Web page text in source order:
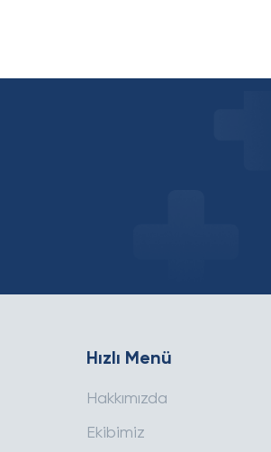
Hızlı Menü
Hakkımızda
Ekibimiz